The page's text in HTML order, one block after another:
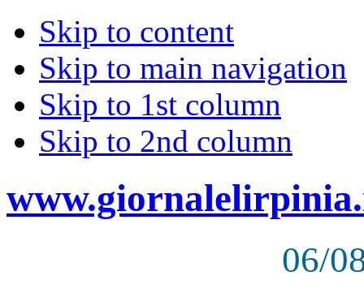
Skip to content
Skip to main navigation
Skip to 1st column
Skip to 2nd column
06/